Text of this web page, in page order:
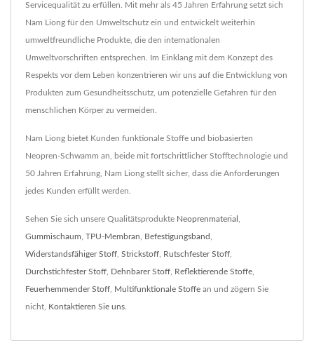
Servicequalität zu erfüllen. Mit mehr als 45 Jahren Erfahrung setzt sich
Nam Liong für den Umweltschutz ein und entwickelt weiterhin
umweltfreundliche Produkte, die den internationalen
Umweltvorschriften entsprechen. Im Einklang mit dem Konzept des
Respekts vor dem Leben konzentrieren wir uns auf die Entwicklung von
Produkten zum Gesundheitsschutz, um potenzielle Gefahren für den
menschlichen Körper zu vermeiden.
Nam Liong bietet Kunden funktionale Stoffe und biobasierten
Neopren-Schwamm an, beide mit fortschrittlicher Stofftechnologie und
50 Jahren Erfahrung, Nam Liong stellt sicher, dass die Anforderungen
jedes Kunden erfüllt werden.
Sehen Sie sich unsere Qualitätsprodukte Neoprenmaterial
Gummischaum TPU-Membran Befestigungsband
Widerstandsfähiger Stoff Strickstoff Rutschfester Stoff
Durchstichfester Stoff Dehnbarer Stoff Reflektierende Stoffe
Feuerhemmender Stoff Multifunktionale Stoffe an und zögern Sie
nicht, Kontaktieren Sie uns